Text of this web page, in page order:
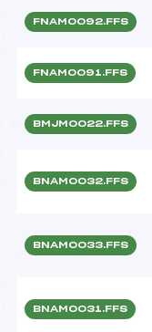
FNAM0092.FFS
FNAM0091.FFS
BMJM0022.FFS
BNAM0032.FFS
BNAM0033.FFS
BNAM0031.FFS